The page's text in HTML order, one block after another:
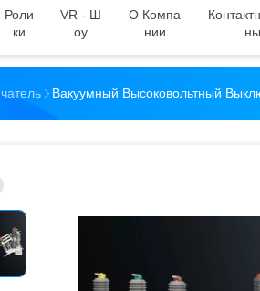
Роли
Ки
VR - Ш
Оу
О Компа
Нии
Вакуумный Высоковольтный